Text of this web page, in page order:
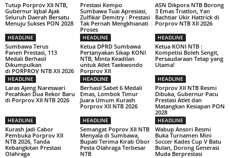
Tutup Porprov XII NTB,
Gubernur Iqbal Ajak
Seluruh Daerah Bersatu
Menuju Sukses PON 2028
Prestasi Kempo
Sumbawa Tuai Apresiasi,
Zulfikar Demitry : Prestasi
Tak Pernah Mengkhianati
Proses
ASN Dikpora NTB Borong
3 Emas Triatlon, Yan
Bachtiar Ukir Hattrick di
Porprov NTB XII 2026
HEADLINE
Sumbawa Terus
Panen Prestasi, 113
Medali Berhasil
Dikumpulkan
di PORPROV NTB XII 2026
HEADLINE
Ketua DPRD Sumbawa
Pertanyakan Sikap KONI
NTB, Minta Keadilan
untuk Atlet Taekwondo
Porprov XII
HEADLINE
Ketua KONI NTB :
Kompetisi Boleh Sengit,
Persaudaraan Tetap yang
Utama!
HEADLINE
Laras Ajeng Nareswari
Pecahkan Dua Rekor Baru
di Porprov XII NTB 2026
HEADLINE
Berhasil Sabet 6 Medali
Emas, Lombok Timur
Juara Umum Kurash
Porprov XII NTB 2026
HEADLINE
Porprov XII NTB Resmi
Dibuka, Gubernur Pacu
Prestasi Atlet dan
Matangkan Kesiapan PON
2028
HEADLINE
Kurash Jadi Cabor
Pembuka Porprov XII
NTB 2026, Tanda
Kebangkitan Prestasi
Olahraga
HEADLINE
Semangat Poprov XII NTB
Menyala di Sumbawa,
Bupati Terima Kirab Obor
Pesta Olahraga Terbesar
NTB
HEADLINE
Wabup Ansori Resmi
Buka Turnamen Mini
Soccer Kades Cup V Batu
Bulan, Dorong Generasi
Muda Berprestasi